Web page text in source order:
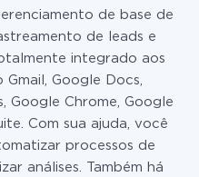
de base de
de leads e
integrado aos
Google Docs,
Google Chrome, Google
Com sua ajuda, você
processos de
análises. Também há